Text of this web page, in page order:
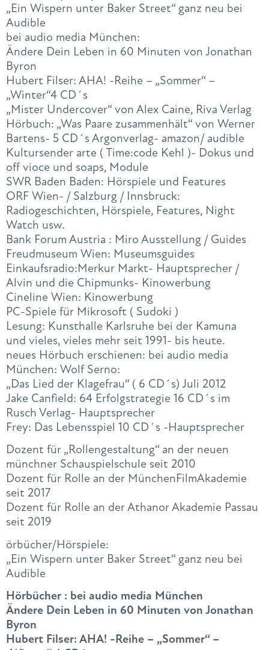
„Ein Wispern unter Baker Street“ ganz neu bei
Audible
bei audio media München:
Ändere Dein Leben in 60 Minuten von Jonathan
Byron
Hubert Filser: AHA! -Reihe – „Sommer“ –
„Winter“4 CD´s
„Mister Undercover“ von Alex Caine, Riva Verlag
Hörbuch: „Was Paare zusammenhält“ von Werner
Bartens- 5 CD´s Argonverlag- amazon/ audible
Kultursender arte ( Time:code Kehl )- Dokus und
off vioce und soaps, Module
SWR Baden Baden: Hörspiele und Features
ORF Wien- / Salzburg / Innsbruck:
Radiogeschichten, Hörspiele, Features, Night
Watch usw.
Bank Forum Austria : Miro Ausstellung / Guides
Freudmuseum Wien: Museumsguides
Einkaufsradio:Merkur Markt- Hauptsprecher /
Alvin und die Chipmunks- Kinowerbung
Cineline Wien: Kinowerbung
PC-Spiele für Mikrosoft ( Sudoki )
Lesung: Kunsthalle Karlsruhe bei der Kamuna
und vieles, vieles mehr seit 1991- bis heute.
neues Hörbuch erschienen: bei audio media
München: Wolf Serno:
„Das Lied der Klagefrau“ ( 6 CD´s) Juli 2012
Jake Canfield: 64 Erfolgstrategie 16 CD´s im
Rusch Verlag- Hauptsprecher
Frey: Das Lebensspiel 10 CD´s -Hauptsprecher
Dozent für „Rollengestaltung“ an der neuen
münchner Schauspielschule seit 2010
Dozent für Rolle an der MünchenFilmAkademie
seit 2017
Dozent für Rolle an der Athanor Akademie Passau
seit 2019
örbücher/Hörspiele:
„Ein Wispern unter Baker Street“ ganz neu bei
Audible
Hörbücher : bei audio media München
Ändere Dein Leben in 60 Minuten von Jonathan
Byron
Hubert Filser: AHA! -Reihe – „Sommer“ –